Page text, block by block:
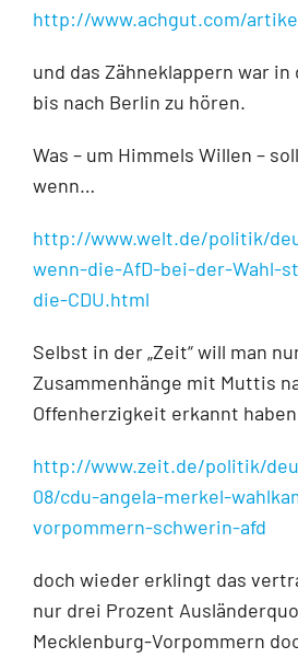
http://www.achgut.com/
und das Zähneklappern war
bis nach Berlin zu hören.
Was – um Himmels Willen –
wenn…
http://www.welt.de/politik/
wenn-die-AfD-bei-der-Wahl-
die-CDU.html
Selbst in der „Zeit“ will man
Zusammenhänge mit Muttis
Offenherzigkeit erkannt
http://www.zeit.de/politik/
08/cdu-angela-merkel-
vorpommern-schwerin-afd
doch wieder erklingt das
nur drei Prozent
Mecklenburg-Vorpommern